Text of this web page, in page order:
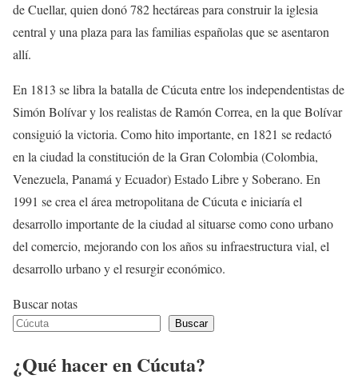
de Cuellar, quien donó 782 hectáreas para construir la iglesia
central y una plaza para las familias españolas que se asentaron
allí.
En 1813 se libra la batalla de Cúcuta entre los independentistas de
Simón Bolívar y los realistas de Ramón Correa, en la que Bolívar
consiguió la victoria. Como hito importante, en 1821 se redactó
en la ciudad la constitución de la Gran Colombia (Colombia,
Venezuela, Panamá y Ecuador) Estado Libre y Soberano. En
1991 se crea el área metropolitana de Cúcuta e iniciaría el
desarrollo importante de la ciudad al situarse como cono urbano
del comercio, mejorando con los años su infraestructura vial, el
desarrollo urbano y el resurgir económico.
Buscar notas
Buscar
¿Qué hacer en Cúcuta?